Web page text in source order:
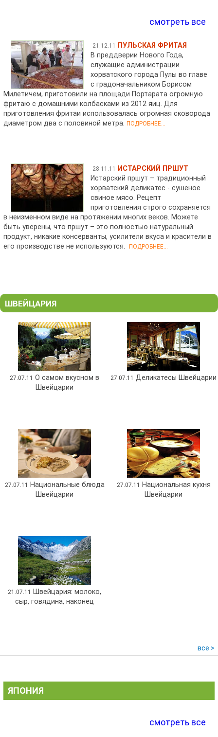
смотреть все
21.12.11
ПУЛЬСКАЯ ФРИТАЯ
В преддверии Нового Года,
служащие администрации
хорватского города Пулы во главе
с градоначальником Борисом
Милетичем, приготовили на площади Портарата огромную
фритаю с домашними колбасками из 2012 яиц. Для
приготовления фритаи использовалась огромная сковорода
диаметром два с половиной метра.ПОДРОБНЕЕ...
28.11.11
ИСТАРСКИЙ ПРШУТ
Истарский пршут – традиционный
хорватский деликатес - сушеное
свиное мясо. Рецепт
приготовления строго сохраняется
в неизменном виде на протяжении многих веков. Можете
быть уверены, что пршут – это полностью натуральный
продукт, никакие консерванты, усилители вкуса и красители в
его производстве не используются.ПОДРОБНЕЕ...
ШВЕЙЦАРИЯ
27.07.11 О самом вкусном в
Швейцарии
27.07.11 Деликатесы Швейцарии
27.07.11
Национальные блюда
Швейцарии
27.07.11
Национальная кухня
Швейцарии
21.07.11
Швейцария: молоко,
сыр, говядина, наконец
все >
ЯПОНИЯ
смотреть все